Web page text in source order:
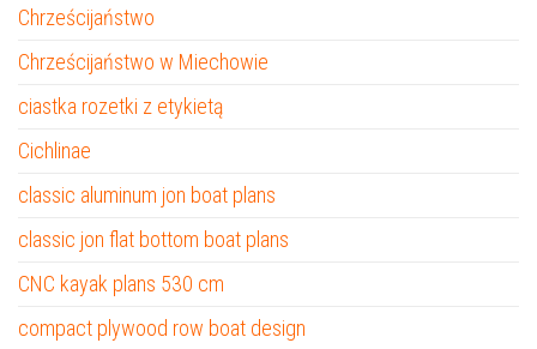
Chrześcijaństwo
Chrześcijaństwo w Miechowie
ciastka rozetki z etykietą
Cichlinae
classic aluminum jon boat plans
classic jon flat bottom boat plans
CNC kayak plans 530 cm
compact plywood row boat design